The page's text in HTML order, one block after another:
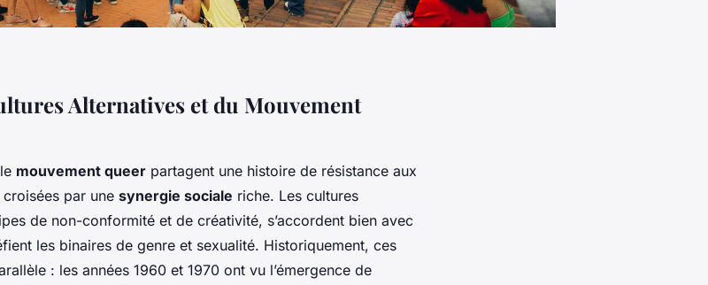
Alternatives et du Mouvement
mouvement queer partagent une histoire de résistance aux
par une synergie sociale riche. Les cultures
de non-conformité et de créativité, s’accordent bien avec
les binaires de genre et sexualité. Historiquement, ces
: les années 1960 et 1970 ont vu l’émergence de